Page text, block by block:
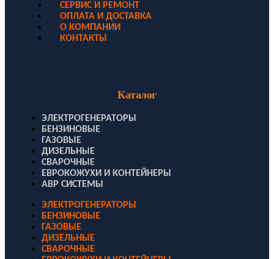
СЕРВИС И РЕМОНТ
ОПЛАТА И ДОСТАВКА
О КОМПАНИИ
КОНТАКТЫ
Каталог
ЭЛЕКТРОГЕНЕРАТОРЫ
БЕНЗИНОВЫЕ
ГАЗОВЫЕ
ДИЗЕЛЬНЫЕ
СВАРОЧНЫЕ
ЕВРОКОЖУХИ И КОНТЕЙНЕРЫ
АВР СИСТЕМЫ
ЭЛЕКТРОГЕНЕРАТОРЫ
БЕНЗИНОВЫЕ
ГАЗОВЫЕ
ДИЗЕЛЬНЫЕ
СВАРОЧНЫЕ